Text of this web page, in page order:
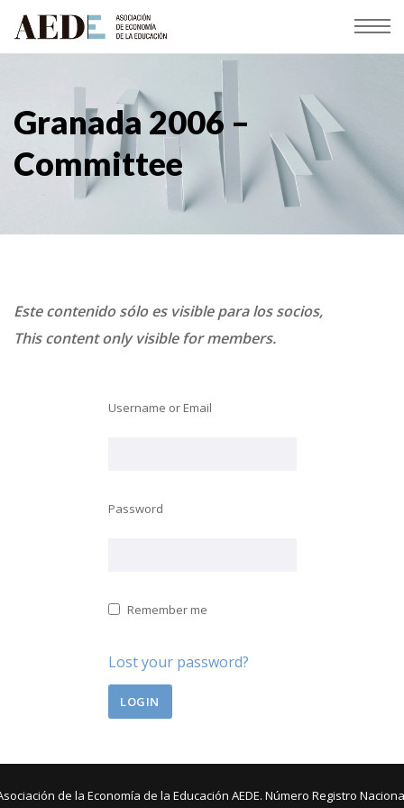
Granada 2006 –
Committee
Este contenido sólo es visible para los socios,
This content only visible for members.
Username or Email
Password
Remember me
Lost your password?
de la Economía de la Educación AEDE. Número Registro